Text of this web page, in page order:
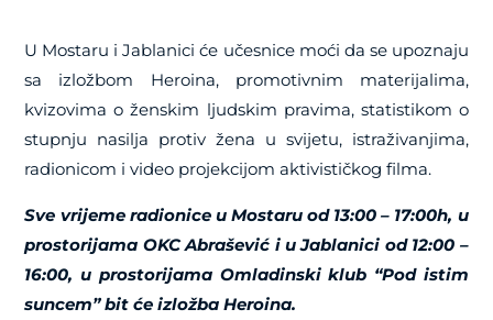
U Mostaru i Jablanici će učesnice moći da se upoznaju
sa izložbom Heroina, promotivnim materijalima,
kvizovima o ženskim ljudskim pravima, statistikom o
stupnju nasilja protiv žena u svijetu, istraživanjima,
radionicom i video projekcijom aktivističkog filma.
Sve vrijeme radionice u Mostaru od 13:00 – 17:00h, u
prostorijama OKC Abrašević i u Jablanici od 12:00 –
16:00, u prostorijama Omladinski klub “Pod istim
suncem” bit će izložba Heroina.